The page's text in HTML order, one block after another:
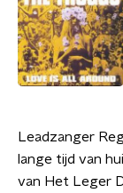
Leadzanger
lange tijd van
van Het Leger